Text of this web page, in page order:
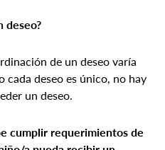
deseo?
de un deseo varía
cada deseo es único, no hay
un deseo.
cumplir requerimientos de